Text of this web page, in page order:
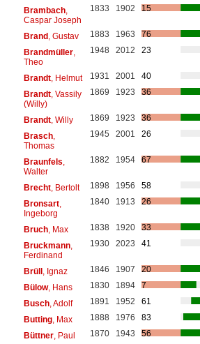
Brambach,
Caspar Joseph
1833 1902 15
Brand, Gustav 1883 1963
76
Brandmüller,
Theo
1948 2012 23
Brandt, Helmut 1931 2001
40
Brandt, Vassily
(Willy)
1869 1923 36
Brandt, Willy 1869 1923
36
Brasch,
Thomas
1945 2001 26
Braunfels
Walter
1882 1954 67
Brecht, Bertolt 1898 1956
58
Bronsart,
Ingeborg
1840 1913 26
Bruch, Max 1838 1920
33
Bruckmann,
Ferdinand
1930 2023 41
Brüll, Ignaz 1846 1907
20
Bülow, Hans 1830 1894
7
Busch, Adolf 1891 1952
61
Butting, Max 1888 1976
83
Büttner, Paul 1870 1943
56